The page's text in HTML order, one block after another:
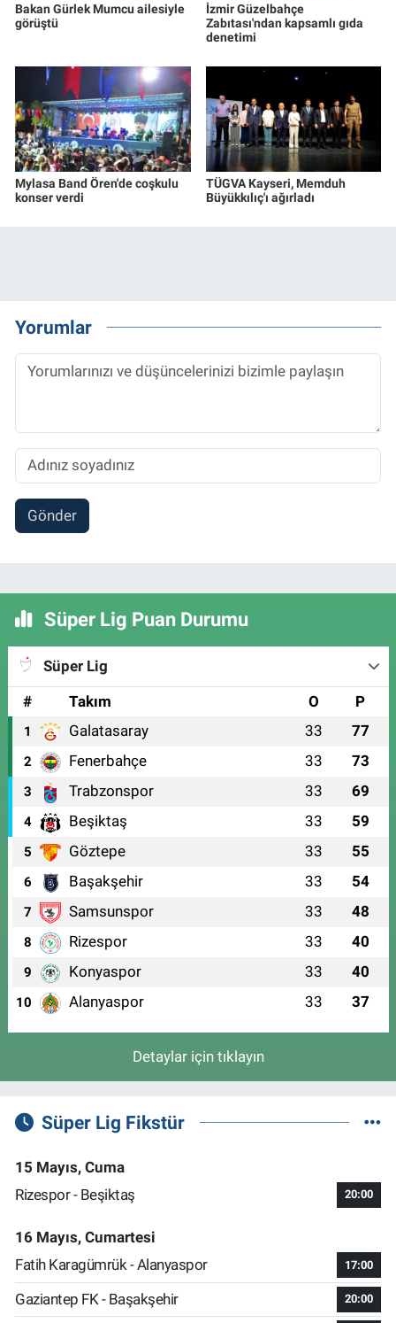
Bakan Gürlek Mumcu ailesiyle
görüştü
İzmir Güzelbahçe
Zabıtası'ndan kapsamlı gıda
denetimi
Mylasa Band Ören'de coşkulu
konser verdi
TÜGVA Kayseri, Memduh
Büyükkılıç'ı ağırladı
Yorumlar
Gönder
Süper Lig Puan Durumu
Süper Lig
#
Takım O P
1 Galatasaray 33 77
2 Fenerbahçe 33 73
3 Trabzonspor 33 69
4 Beşiktaş 33 59
5 Göztepe 33 55
6 Başakşehir 33 54
7 Samsunspor 33 48
8 Rizespor 33 40
9 Konyaspor 33 40
10 Alanyaspor 33 37
Detaylar için tıklayın
Süper Lig Fikstür
15 Mayıs, Cuma
Rizespor - Beşiktaş
20:00
16 Mayıs, Cumartesi
Fatih Karagümrük - Alanyaspor
17:00
Gaziantep FK - Başakşehir 20:00